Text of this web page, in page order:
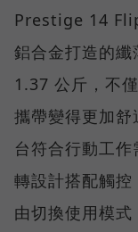
Prestige 14
鋁合金打造的
1.37 公斤，不
攜帶變得更加
台符合行動工
轉設計搭配觸控
由切換使用模